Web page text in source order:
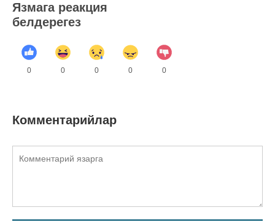
Язмага реакция
белдерегез
0 0 0 0 0
Комментарийлар